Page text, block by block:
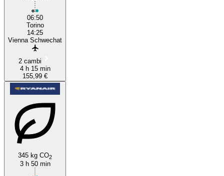
06:50
Torino
14:25
Vienna Schwechat
2 cambi
4 h 15 min
155,99 €
345 kg CO2
3 h 50 min